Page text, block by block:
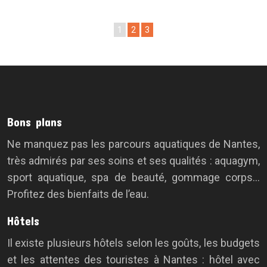
1 2 3
Bons plans
Ne manquez pas les parcours aquatiques de Nantes,
très admirés par ses soins et ses qualités : aquagym,
sport aquatique, spa de beauté, gommage corps…
Profitez des bienfaits de l’eau.
Hôtels
Il existe plusieurs hôtels selon les goûts, les budgets
et les attentes des touristes à Nantes : hôtel avec